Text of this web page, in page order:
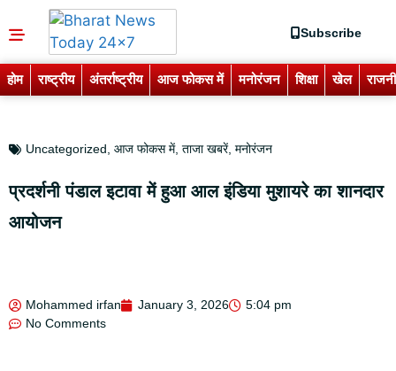
Subscribe
होम राष्ट्रीय अंतर्राष्ट्रीय आज फोकस में मनोरंजन शिक्षा खेल
Uncategorized आज फोकस में, ताजा खबरें, मनोरंजन
प्रदर्शनी पंडाल इटावा में हुआ आल इंडिया मुशायरे का शानदार
आयोजन
Mohammed irfan January 3, 2026
5:04 pm
No Comments